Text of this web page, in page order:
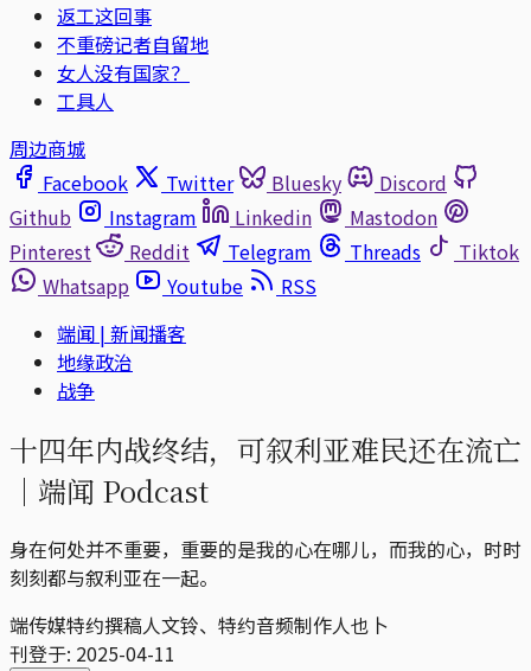
返工这回事
不重磅记者自留地
女人没有国家？
工具人
周边商城
Facebook
Twitter Bluesky
Discord
Github
Instagram Linkedin
Mastodon
Pinterest
Reddit Telegram Threads
Tiktok
Whatsapp
Youtube
RSS
端闻 | 新闻播客
地缘政治
战争
十四年内战终结，可叙利亚难民还在流亡
｜端闻 Podcast
身在何处并不重要，重要的是我的心在哪儿，而我的心，时时
刻刻都与叙利亚在一起。
端传媒特约撰稿人文铃、特约音频制作人也卜
刊登于: 2025-04-11